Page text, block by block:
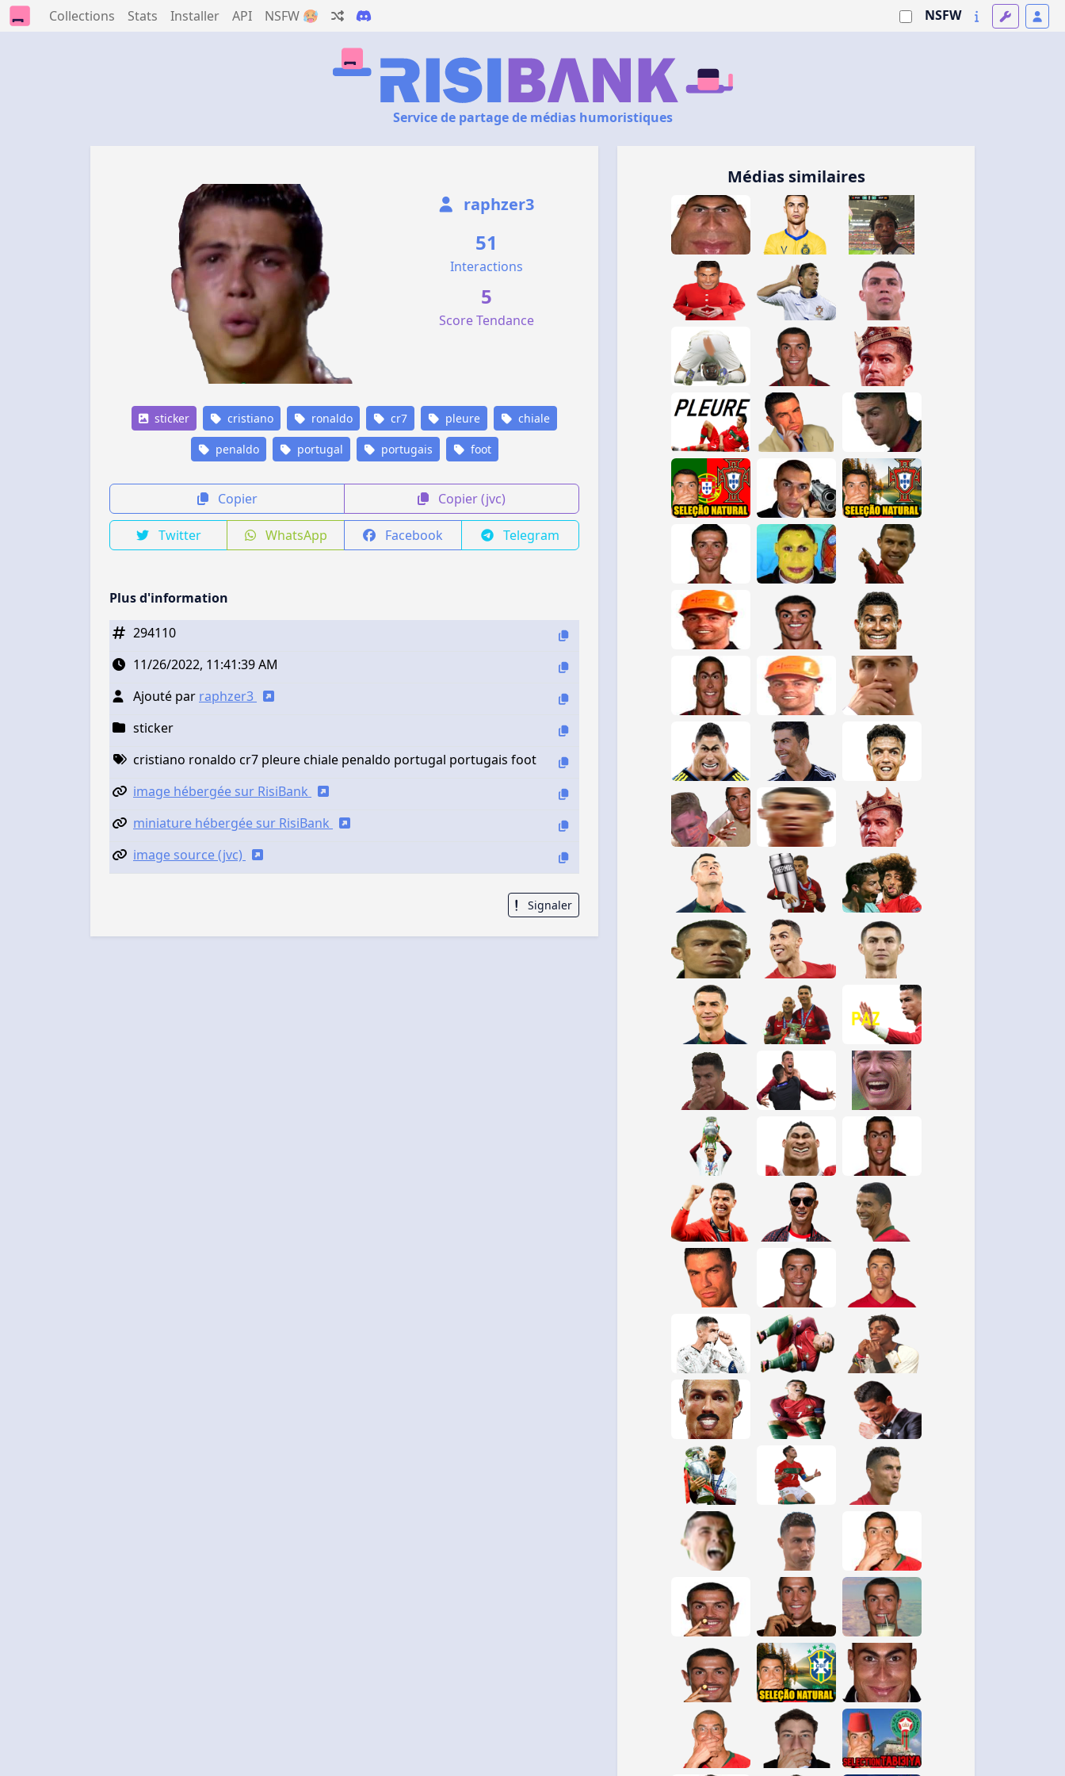
Collections Stats Installer API NSFW 🥵 NSFW
Service de partage de médias humoristiques
raphzer3
51
Interactions
5
Score Tendance
sticker cristiano ronaldo cr7 pleure chiale
penaldo portugal portugais foot
Copier Copier (jvc)
Twitter WhatsApp Facebook Telegram
Plus d'information
294110
11/26/2022, 11:41:39 AM
Ajouté par raphzer3
sticker
cristiano ronaldo cr7 pleure chiale penaldo portugal portugais foot
image hébergée sur RisiBank
miniature hébergée sur RisiBank
image source (jvc)
Signaler
Médias similaires